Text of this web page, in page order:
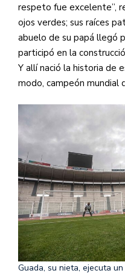
respeto fue excelente”,
ojos verdes; sus raíces
abuelo de su papá llegó
participó en la
Y allí nació la historia de
modo, campeón mundial
Guada, su nieta, ejecuta